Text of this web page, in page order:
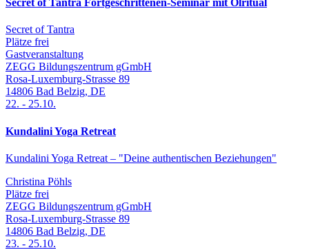
Secret of Tantra Fortgeschrittenen-Seminar mit Ölritual
Secret of Tantra
Plätze frei
Gastveranstaltung
ZEGG Bildungszentrum gGmbH
Rosa-Luxemburg-Strasse 89
14806 Bad Belzig, DE
22. - 25.10.
Kundalini Yoga Retreat
Kundalini Yoga Retreat – "Deine authentischen Beziehungen"
Christina Pöhls
Plätze frei
ZEGG Bildungszentrum gGmbH
Rosa-Luxemburg-Strasse 89
14806 Bad Belzig, DE
23. - 25.10.